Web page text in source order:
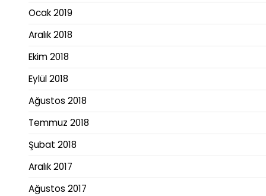
Ocak 2019
Aralık 2018
Ekim 2018
Eylül 2018
Ağustos 2018
Temmuz 2018
Şubat 2018
Aralık 2017
Ağustos 2017